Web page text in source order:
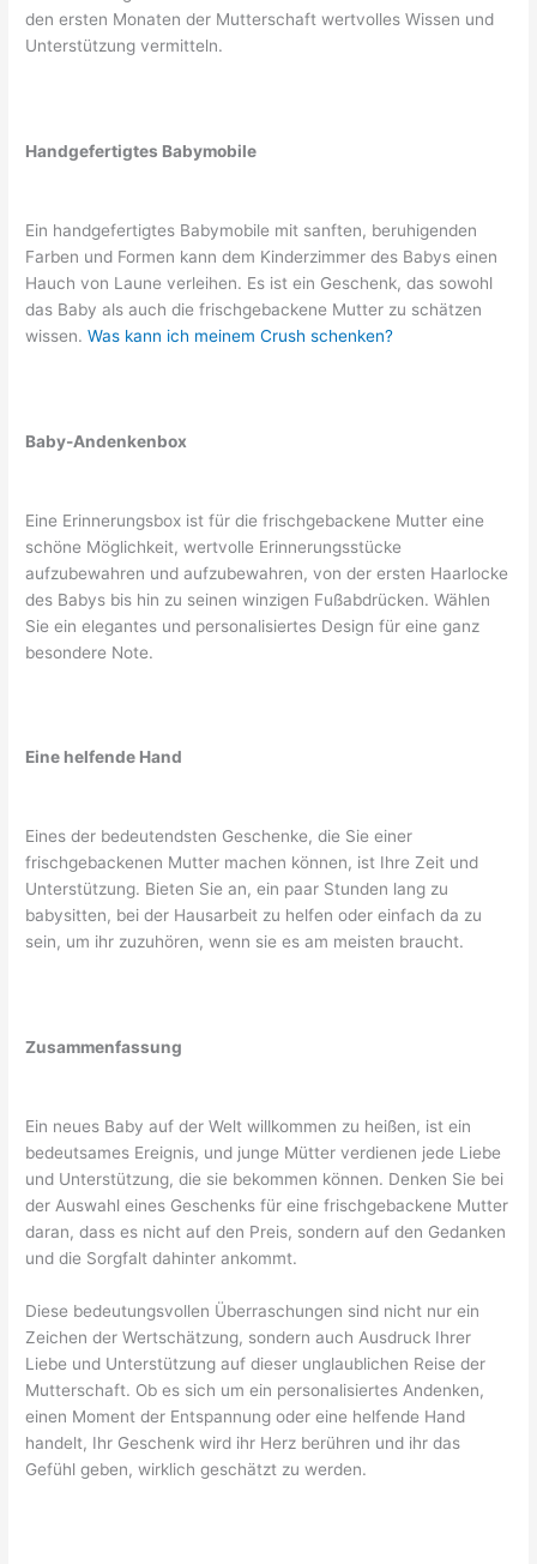
den ersten Monaten der Mutterschaft wertvolles Wissen und
Unterstützung vermitteln.
Handgefertigtes Babymobile
Ein handgefertigtes Babymobile mit sanften, beruhigenden
Farben und Formen kann dem Kinderzimmer des Babys einen
Hauch von Laune verleihen. Es ist ein Geschenk, das sowohl
das Baby als auch die frischgebackene Mutter zu schätzen
wissen.Was kann ich meinem Crush schenken?
Baby-Andenkenbox
Eine Erinnerungsbox ist für die frischgebackene Mutter eine
schöne Möglichkeit, wertvolle Erinnerungsstücke
aufzubewahren und aufzubewahren, von der ersten Haarlocke
des Babys bis hin zu seinen winzigen Fußabdrücken. Wählen
Sie ein elegantes und personalisiertes Design für eine ganz
besondere Note.
Eine helfende Hand
Eines der bedeutendsten Geschenke, die Sie einer
frischgebackenen Mutter machen können, ist Ihre Zeit und
Unterstützung. Bieten Sie an, ein paar Stunden lang zu
babysitten, bei der Hausarbeit zu helfen oder einfach da zu
sein, um ihr zuzuhören, wenn sie es am meisten braucht.
Zusammenfassung
Ein neues Baby auf der Welt willkommen zu heißen, ist ein
bedeutsames Ereignis, und junge Mütter verdienen jede Liebe
und Unterstützung, die sie bekommen können. Denken Sie bei
der Auswahl eines Geschenks für eine frischgebackene Mutter
daran, dass es nicht auf den Preis, sondern auf den Gedanken
und die Sorgfalt dahinter ankommt.
Diese bedeutungsvollen Überraschungen sind nicht nur ein
Zeichen der Wertschätzung, sondern auch Ausdruck Ihrer
Liebe und Unterstützung auf dieser unglaublichen Reise der
Mutterschaft. Ob es sich um ein personalisiertes Andenken,
einen Moment der Entspannung oder eine helfende Hand
handelt, Ihr Geschenk wird ihr Herz berühren und ihr das
Gefühl geben, wirklich geschätzt zu werden.